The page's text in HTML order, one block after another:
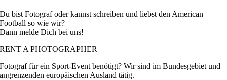
Du bist Fotograf oder kannst schreiben und liebst den American
Football so wie wir?
Dann melde Dich bei uns!
RENT A PHOTOGRAPHER
Fotograf für ein Sport-Event benötigt? Wir sind im Bundesgebiet und
angrenzenden europäischen Ausland tätig.